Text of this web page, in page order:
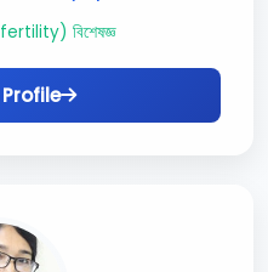
বিশেষজ্ঞ